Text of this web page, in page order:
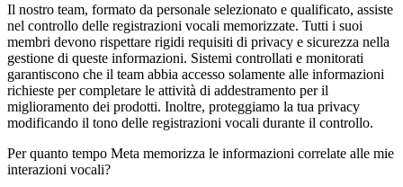
Il nostro team, formato da personale selezionato e qualificato, assiste
nel controllo delle registrazioni vocali memorizzate. Tutti i suoi
membri devono rispettare rigidi requisiti di privacy e sicurezza nella
gestione di queste informazioni. Sistemi controllati e monitorati
garantiscono che il team abbia accesso solamente alle informazioni
richieste per completare le attività di addestramento per il
miglioramento dei prodotti. Inoltre, proteggiamo la tua privacy
modificando il tono delle registrazioni vocali durante il controllo.
Per quanto tempo Meta memorizza le informazioni correlate alle mie
interazioni vocali?